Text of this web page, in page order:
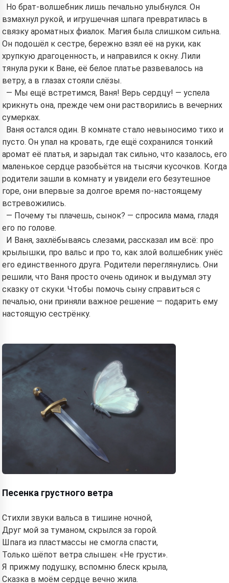
Но брат-волшебник лишь печально улыбнулся. Он
взмахнул рукой, и игрушечная шпага превратилась в
связку ароматных фиалок. Магия была слишком сильна.
Он подошёл к сестре, бережно взял её на руки, как
хрупкую драгоценность, и направился к окну. Лили
тянула руки к Ване, её белое платье развевалось на
ветру, а в глазах стояли слёзы.
— Мы ещё встретимся, Ваня! Верь сердцу! — успела
крикнуть она, прежде чем они растворились в вечерних
сумерках.
Ваня остался один. В комнате стало невыносимо тихо и
пусто. Он упал на кровать, где ещё сохранился тонкий
аромат её платья, и зарыдал так сильно, что казалось, его
маленькое сердце разобьётся на тысячи кусочков. Когда
родители зашли в комнату и увидели его безутешное
горе, они впервые за долгое время по-настоящему
встревожились.
— Почему ты плачешь, сынок? — спросила мама, гладя
его по голове.
И Ваня, захлёбываясь слезами, рассказал им всё: про
крылышки, про вальс и про то, как злой волшебник унёс
его единственного друга. Родители переглянулись. Они
решили, что Ваня просто очень одинок и выдумал эту
сказку от скуки. Чтобы помочь сыну справиться с
печалью, они приняли важное решение — подарить ему
настоящую сестрёнку.
Песенка грустного ветра
Стихли звуки вальса в тишине ночной,
Друг мой за туманом, скрылся за горой.
Шпага из пластмассы не смогла спасти,
Только шёпот ветра слышен: «Не грусти».
Я прижму подушку, вспомню блеск крыла,
Сказка в моём сердце вечно жила.